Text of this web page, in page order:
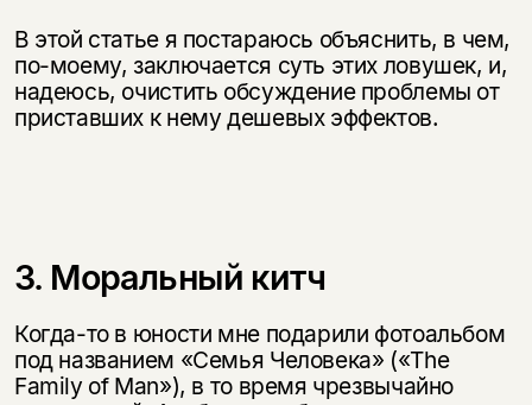
В этой статье я постараюсь объяснить, в чем,
по-моему, заключается суть этих ловушек, и,
надеюсь, очистить обсуждение проблемы от
приставших к нему дешевых эффектов.
3. Моральный китч
Когда-то в юности мне подарили фотоальбом
под названием «Семья Человека» («The
Family of Man»), в то время чрезвычайно